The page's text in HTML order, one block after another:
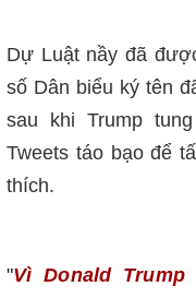
Dự Luật nầy đã
số Dân biểu ký tên
sau khi Trump
Tweets táo bạo để
thích.
"Vì Donald